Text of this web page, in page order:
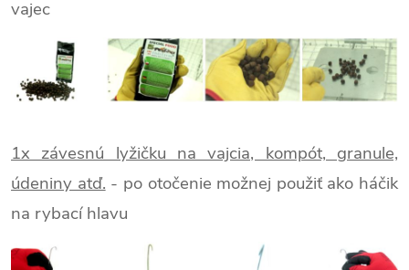
vajec
1x závesnú lyžičku na vajcia, kompót, granule,
údeniny atď. - po otočenie možnej použiť ako háčik
na rybací hlavu